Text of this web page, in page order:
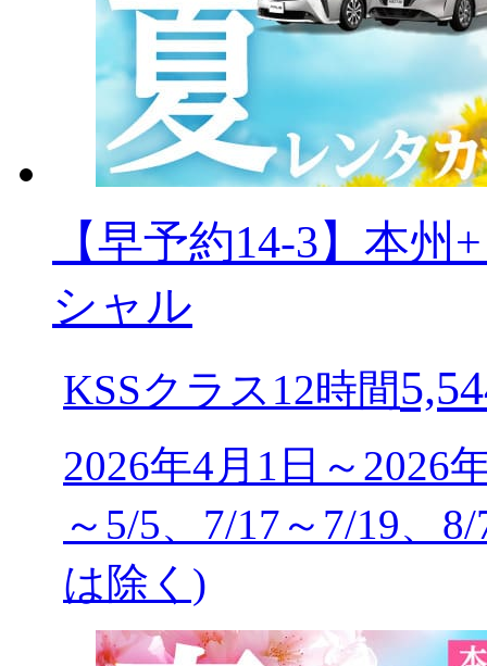
【早予約14-3】本
シャル
KSSクラス12時間
2026年4月1日～2026
～5/5、7/17～7/19、
は除く)